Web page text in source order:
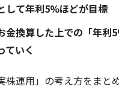
して年利5%ほどが目標
金換算した上での「年利
ていく
株運用」の考え方をまと